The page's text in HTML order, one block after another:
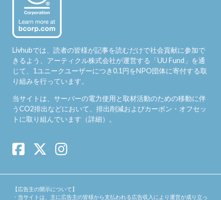
Livhubでは、読者の皆様が記事を読むだけで社会貢献に参加で
きるよう、アーティクル株式会社が運営する「UU Fund 」を通
じて、1ユニークユーザーにつき0.1円をNPO団体に寄付する取
り組みを行っています。
当サイトは、サーバーの電力使用と取材活動のための移動に伴
うCO2排出などにおいて、排出削減およびカーボン・オフセッ
トに取り組んでいます（詳細）。
【広告主の開示について】
・当サイトは、主に広告主の皆様から支払われる広告収入により運営が成り立っ